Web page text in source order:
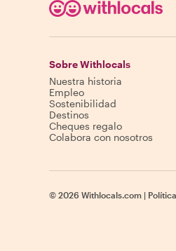
Sobre Withlocals
Nuestra historia
Empleo
Sostenibilidad
Destinos
Cheques regalo
Colabora con nosotros
© 2026 Withlocals.com |